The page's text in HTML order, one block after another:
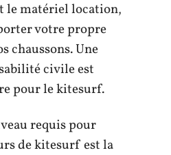
le matériel location,
votre propre
chaussons. Une
civile est
pour le kitesurf.
requis pour
de kitesurf est la